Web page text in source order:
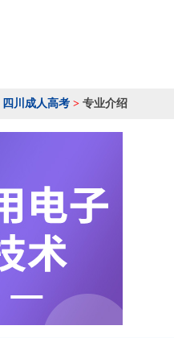
四川成人高考 > 专业介绍